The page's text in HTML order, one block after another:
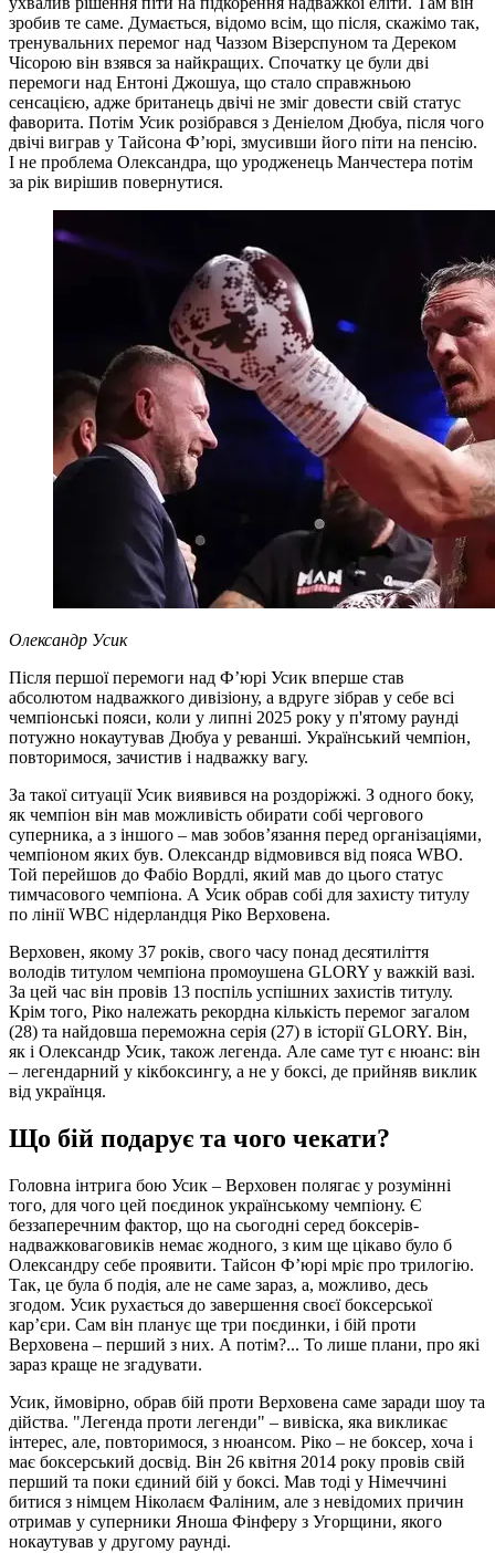
зробив те саме. Думається, відомо всім, що після, скажімо так,
тренувальних перемог над Чаззом Візерспуном та Дереком
Чісорою він взявся за найкращих. Спочатку це були дві
перемоги над Ентоні Джошуа, що стало справжньою
сенсацією, адже британець двічі не зміг довести свій статус
фаворита. Потім Усик розібрався з Деніелом Дюбуа, після чого
двічі виграв у Тайсона Ф’юрі, змусивши його піти на пенсію.
І не проблема Олександра, що уродженець Манчестера потім
за рік вирішив повернутися.
Олександр Усик
Після першої перемоги над Ф’юрі Усик вперше став
абсолютом надважкого дивізіону, а вдруге зібрав у себе всі
чемпіонські пояси, коли у липні 2025 року у п'ятому раунді
потужно нокаутував Дюбуа у реванші. Український чемпіон,
повторимося, зачистив і надважку вагу.
За такої ситуації Усик виявився на роздоріжжі. З одного боку,
як чемпіон він мав можливість обирати собі чергового
суперника, а з іншого – мав зобов’язання перед організаціями,
чемпіоном яких був. Олександр відмовився від пояса WBO.
Той перейшов до Фабіо Вордлі, який мав до цього статус
тимчасового чемпіона. А Усик обрав собі для захисту титулу
по лінії WBC нідерландця Ріко Верховена.
Верховен, якому 37 років, свого часу понад десятиліття
володів титулом чемпіона промоушена GLORY у важкій вазі.
За цей час він провів 13 поспіль успішних захистів титулу.
Крім того, Ріко належать рекордна кількість перемог загалом
(28) та найдовша переможна серія (27) в історії GLORY. Він,
як і Олександр Усик, також легенда. Але саме тут є нюанс: він
– легендарний у кікбоксингу, а не у боксі, де прийняв виклик
від українця.
Що бій подарує та чого чекати?
Головна інтрига бою Усик – Верховен полягає у розумінні
того, для чого цей поєдинок українському чемпіону. Є
беззаперечним фактор, що на сьогодні серед боксерів-
надважковаговиків немає жодного, з ким ще цікаво було б
Олександру себе проявити. Тайсон Ф’юрі мріє про трилогію.
Так, це була б подія, але не саме зараз, а, можливо, десь
згодом. Усик рухається до завершення своєї боксерської
кар’єри. Сам він планує ще три поєдинки, і бій проти
Верховена – перший з них. А потім?... То лише плани, про які
зараз краще не згадувати.
Усик, ймовірно, обрав бій проти Верховена саме заради шоу та
дійства. "Легенда проти легенди" – вивіска, яка викликає
інтерес, але, повторимося, з нюансом. Ріко – не боксер, хоча і
має боксерський досвід. Він 26 квітня 2014 року провів свій
перший та поки єдиний бій у боксі. Мав тоді у Німеччині
битися з німцем Ніколаєм Фаліним, але з невідомих причин
отримав у суперники Яноша Фінферу з Угорщини, якого
нокаутував у другому раунді.